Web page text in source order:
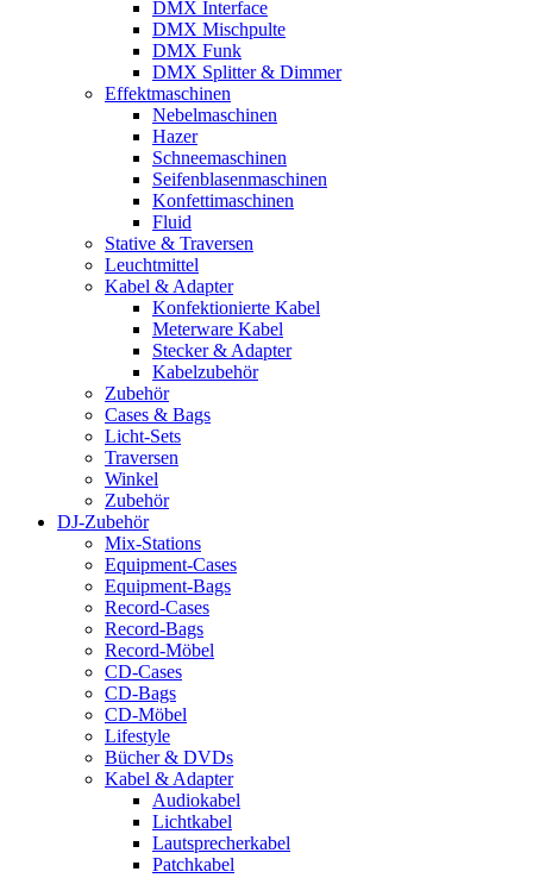
DMX Interface
DMX Mischpulte
DMX Funk
DMX Splitter & Dimmer
Effektmaschinen
Nebelmaschinen
Hazer
Schneemaschinen
Seifenblasenmaschinen
Konfettimaschinen
Fluid
Stative & Traversen
Leuchtmittel
Kabel & Adapter
Konfektionierte Kabel
Meterware Kabel
Stecker & Adapter
Kabelzubehör
Zubehör
Cases & Bags
Licht-Sets
Traversen
Winkel
Zubehör
DJ-Zubehör
Mix-Stations
Equipment-Cases
Equipment-Bags
Record-Cases
Record-Bags
Record-Möbel
CD-Cases
CD-Bags
CD-Möbel
Lifestyle
Bücher & DVDs
Kabel & Adapter
Audiokabel
Lichtkabel
Lautsprecherkabel
Patchkabel